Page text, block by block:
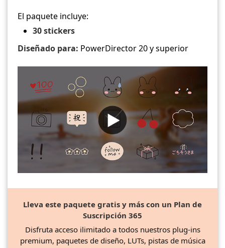
El paquete incluye:
30 stickers
Diseñado para: PowerDirector 20 y superior
Lleva este paquete gratis y más con un Plan de
Suscripción 365
Disfruta acceso ilimitado a todos nuestros plug-ins
premium, paquetes de diseño, LUTs, pistas de música